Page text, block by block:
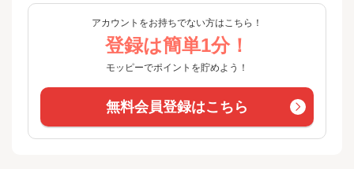
アカウントをお持ちでない方はこちら！
登録は簡単1分！
モッピーでポイントを貯めよう！
無料会員登録はこちら